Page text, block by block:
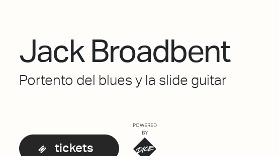
Jack Broadbent
Portento del blues y la slide guitar
tickets
POWERED
BY